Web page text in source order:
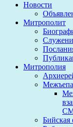
Новости
Митрополит
Митрополия
Бийская